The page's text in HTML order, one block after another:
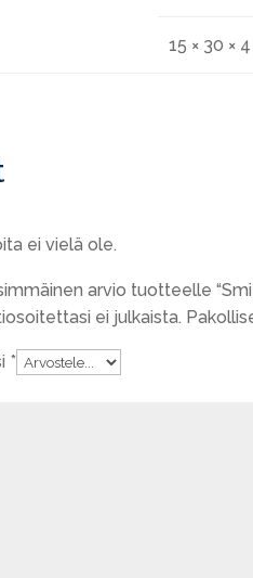
15 × 30 ×
ei vielä ole.
arvio tuotteelle
ei julkaista.
*